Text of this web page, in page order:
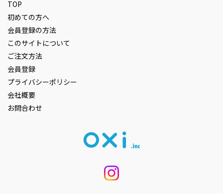
TOP
初めての方へ
会員登録の方法
このサイトについて
ご注文方法
会員登録
プライバシーポリシー
会社概要
お問合わせ